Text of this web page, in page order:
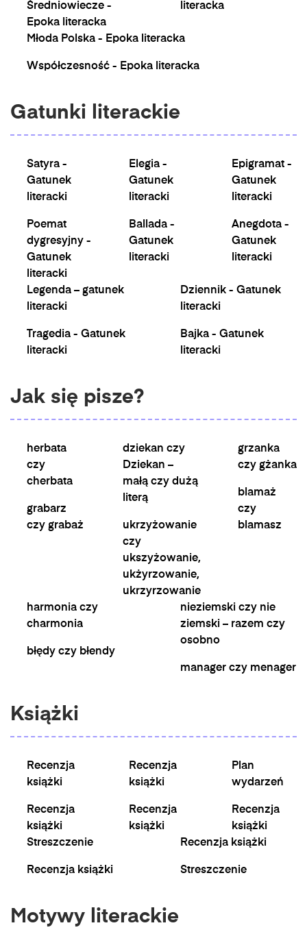
Średniowiecze -
Epoka literacka
literacka
Młoda Polska - Epoka literacka
Współczesność - Epoka literacka
Gatunki literackie
Satyra -
Gatunek
literacki
Poemat
dygresyjny -
Gatunek
literacki
Elegia -
Gatunek
literacki
Ballada -
Gatunek
literacki
Epigramat -
Gatunek
literacki
Anegdota -
Gatunek
literacki
Legenda – gatunek
literacki
Tragedia - Gatunek
literacki
Dziennik - Gatunek
literacki
Bajka - Gatunek
literacki
Jak się pisze?
herbata
czy
cherbata
grabarz
czy grabaż
dziekan czy
Dziekan –
małą czy dużą
literą
ukrzyżowanie
czy
ukszyżowanie,
ukżyrzowanie,
ukrzyrzowanie
grzanka
czy gżanka
blamaż
czy
blamasz
harmonia czy
charmonia
błędy czy błendy
nieziemski czy nie
ziemski – razem czy
osobno
manager czy menager
Książki
Recenzja
książki
Recenzja
książki
Recenzja
książki
Recenzja
książki
Plan
wydarzeń
Recenzja
książki
Streszczenie
Recenzja książki
Recenzja książki
Streszczenie
Motywy literackie